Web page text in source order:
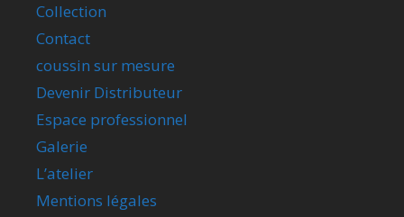
Collection
Contact
coussin sur mesure
Devenir Distributeur
Espace professionnel
Galerie
L’atelier
Mentions légales